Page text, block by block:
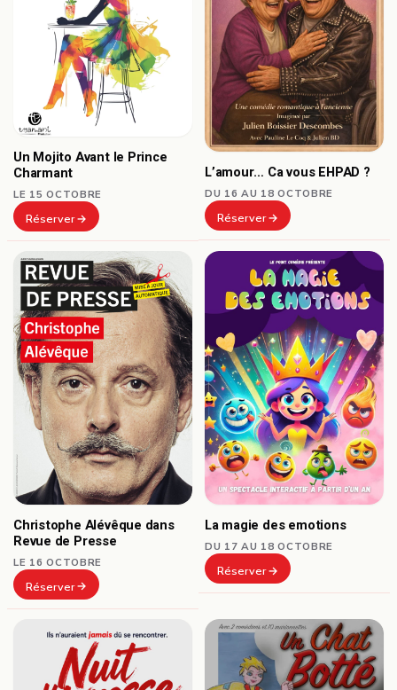
Un Mojito Avant le Prince
Charmant
LE 15 OCTOBRE
Réserver
L’amour… Ca vous EHPAD ?
DU 16 AU 18 OCTOBRE
Réserver
Christophe Alévêque dans
Revue de Presse
LE 16 OCTOBRE
Réserver
La magie des emotions
DU 17 AU 18 OCTOBRE
Réserver